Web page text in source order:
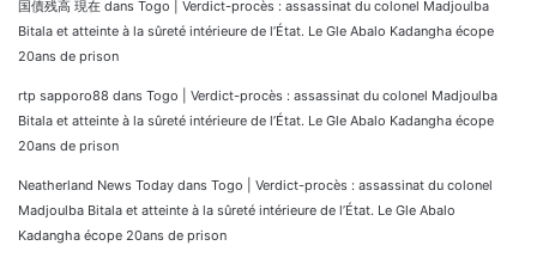
国債残高 現在 dans Togo | Verdict-procès : assassinat du colonel Madjoulba
Bitala et atteinte à la sûreté intérieure de l’État. Le Gle Abalo Kadangha écope
20ans de prison
rtp sapporo88 dans Togo | Verdict-procès : assassinat du colonel Madjoulba
Bitala et atteinte à la sûreté intérieure de l’État. Le Gle Abalo Kadangha écope
20ans de prison
Neatherland News Today dans Togo | Verdict-procès : assassinat du colonel
Madjoulba Bitala et atteinte à la sûreté intérieure de l’État. Le Gle Abalo
Kadangha écope 20ans de prison